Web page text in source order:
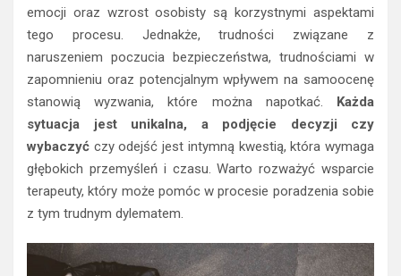
emocji oraz wzrost osobisty są korzystnymi aspektami
tego procesu. Jednakże, trudności związane z
naruszeniem poczucia bezpieczeństwa, trudnościami w
zapomnieniu oraz potencjalnym wpływem na samoocenę
stanowią wyzwania, które można napotkać. Każda
sytuacja jest unikalna, a podjęcie decyzji czy
wybaczyć czy odejść jest intymną kwestią, która wymaga
głębokich przemyśleń i czasu. Warto rozważyć wsparcie
terapeuty, który może pomóc w procesie poradzenia sobie
z tym trudnym dylematem.